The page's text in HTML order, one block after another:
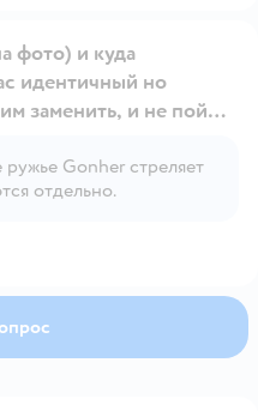
вопрос
фото) и куда
идентичный но
и не пойму
Gonher стреляет
отдельно.